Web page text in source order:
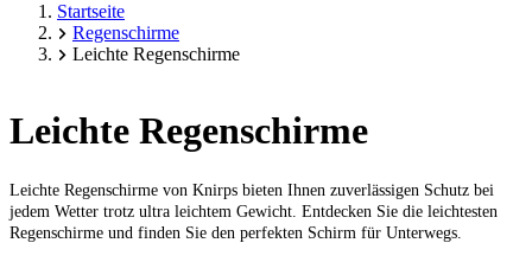
Startseite
Regenschirme
Leichte Regenschirme
Leichte Regenschirme
Leichte Regenschirme von Knirps bieten Ihnen zuverlässigen Schutz bei
jedem Wetter trotz ultra leichtem Gewicht. Entdecken Sie die leichtesten
Regenschirme und finden Sie den perfekten Schirm für Unterwegs.